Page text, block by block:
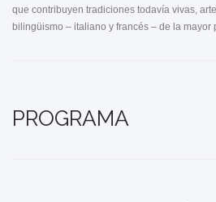
que contribuyen tradiciones todavía vivas,
bilingüismo – italiano y francés – de la mayor
PROGRAMA